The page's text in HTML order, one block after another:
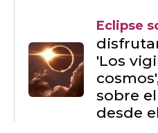
Eclipse
'Los
sobre
desde